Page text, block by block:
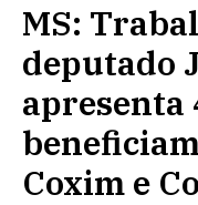
MS:
deputado
apresenta
Coxim e